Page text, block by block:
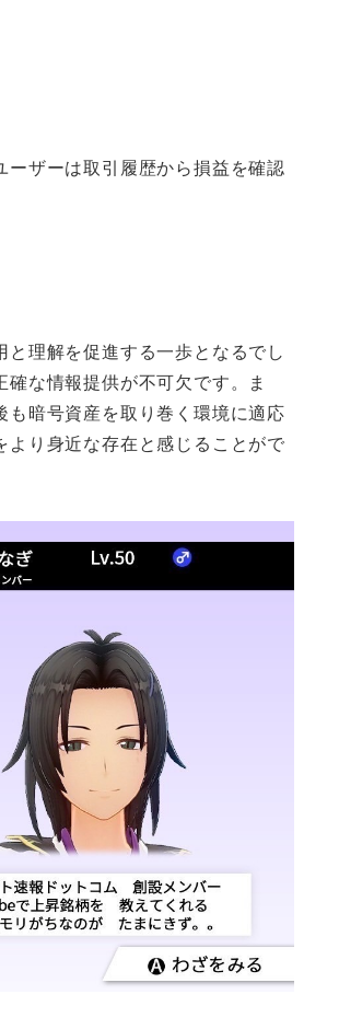
ーザーは取引履歴から損益を確認
理解を促進する一歩となるでし
な情報提供が不可欠です。ま
暗号資産を取り巻く環境に適応
より身近な存在と感じることがで